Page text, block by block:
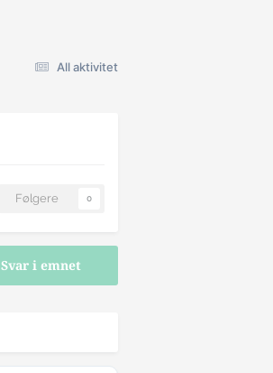
All aktivitet
Følgere 0
Svar i emnet